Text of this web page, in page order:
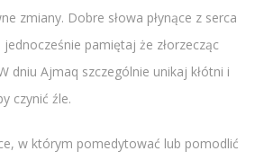
zmiany. Dobre słowa płynące z serca
pamiętaj że złorzecząc
dniu Ajmaq szczególnie unikaj kłótni i
czynić źle.
w którym pomedytować lub pomodlić